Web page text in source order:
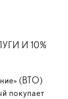
И 10%
(ВТО)
покупает